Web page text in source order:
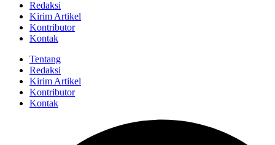
Redaksi
Kirim Artikel
Kontributor
Kontak
Tentang
Redaksi
Kirim Artikel
Kontributor
Kontak